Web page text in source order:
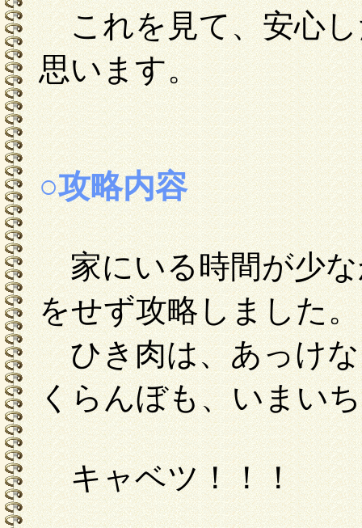
これを見て、安心し
思います。
○攻略内容
家にいる時間が少な
をせず攻略しました。
ひき肉は、あっけな
くらんぼも、いまい
キャベツ！！！